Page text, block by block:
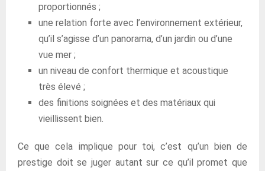
proportionnés ;
une relation forte avec l’environnement extérieur,
qu’il s’agisse d’un panorama, d’un jardin ou d’une
vue mer ;
un niveau de confort thermique et acoustique
très élevé ;
des finitions soignées et des matériaux qui
vieillissent bien.
Ce que cela implique pour toi, c’est qu’un bien de
prestige doit se juger autant sur ce qu’il promet que